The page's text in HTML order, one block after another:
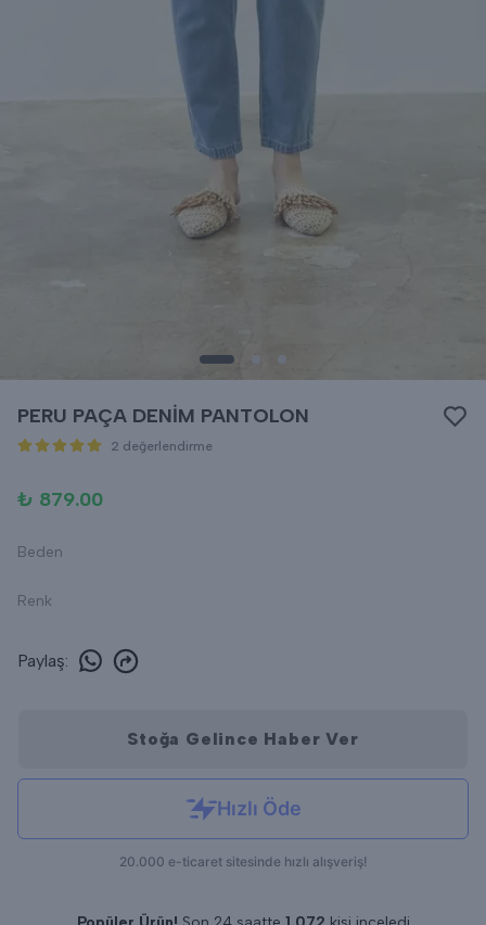
PERU PAÇA DENİM PANTOLON
2 değerlendirme
₺ 879.00
Beden
Renk
Paylaş:
Stoğa Gelince Haber Ver